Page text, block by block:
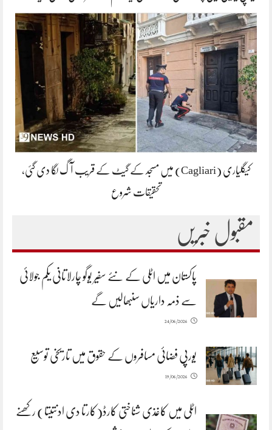
کیگلیاری (Cagliari) میں مسجد کے گیٹ کے قریب آگ لگا دی گئی،
تحقیقات شروع
مقبول خبریں
پاکستان میں اٹلی کے نئے سفیر یوگو چارلاتانی یکم جولائی
سے ذمہ داریاں سنبھالیں گے
24/06/2026
یورپی فضائی مسافروں کے حقوق میں تاریخی توسیع
19/06/2026
اٹلی میں کاغذی شناختی کارڈ(کارتا دی ادنتیتا) رکھنے